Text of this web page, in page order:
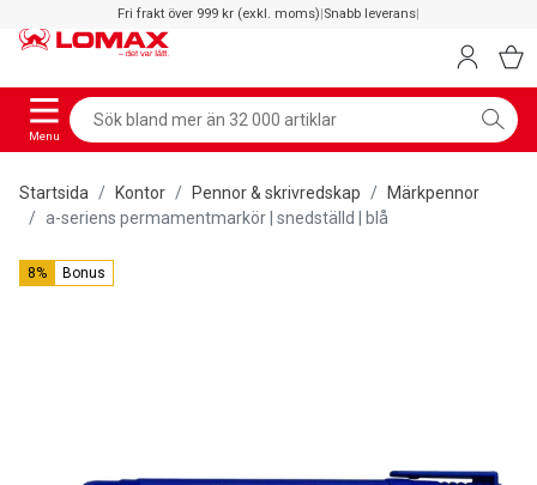
Fri frakt över 999 kr (exkl. moms)|Snabb leverans|
Menu
Startsida Kontor Pennor & skrivredskap
Märkpennor
a-seriens permamentmarkör | snedställd | blå
8% Bonus